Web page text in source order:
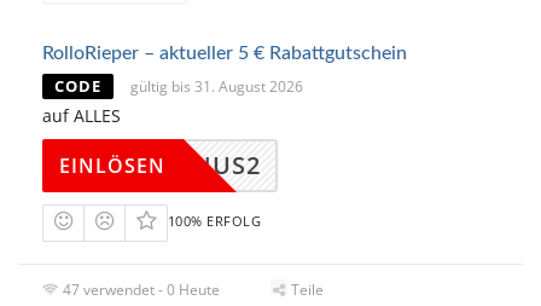
RolloRieper – aktueller 5 € Rabattgutschein
CODE gültig bis 31. August 2026
auf ALLES
ERBONUS2
EINLÖSEN
100% ERFOLG
47 verwendet - 0 Heute
Teile